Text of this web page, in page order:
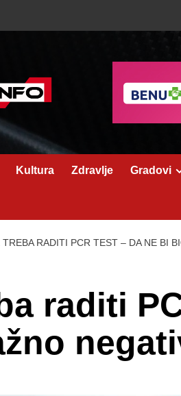
Kultura Zdravlje Gradovi
TREBA RADITI PCR TEST – DA NE BI
raditi